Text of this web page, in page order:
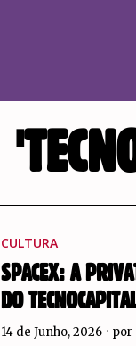
CULTURA
SPACEX: A
DO
14 de Junho, 2026 por